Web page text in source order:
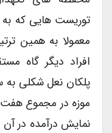
توریست هایی که به
معمولا به همین
افراد دیگر گاه
پلکان نعل شکلی به
موزه در مجموع هفت
نمایش درآمده در